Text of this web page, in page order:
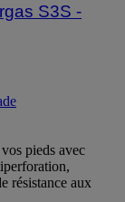
S3S -
pieds avec
résistance aux